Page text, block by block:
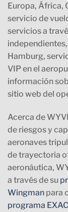
Europa, África,
servicio de
servicios a
Hamburg,
VIP en el
información
sitio web del
Acerca de
de riesgos y
aeronaves
de trayectoria
aeronáutica,
a través de su
Wingman para
programa